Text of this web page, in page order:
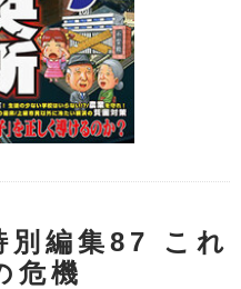
別編集87 これ
危機